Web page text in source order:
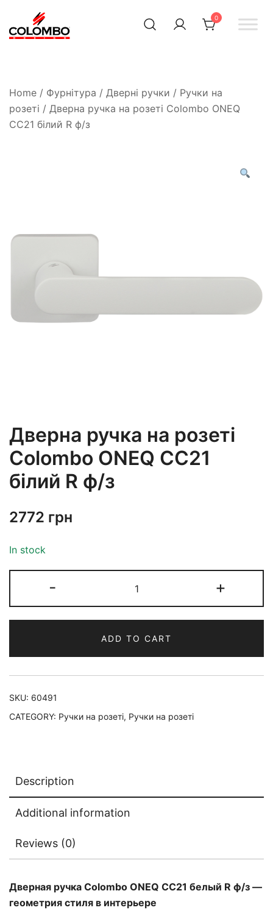
0
Home / Фурнітура / Дверні ручки / Ручки на
розеті / Дверна ручка на розеті Colombo ONEQ
CC21 білий R ф/з
Дверна ручка на розеті
Colombo ONEQ CC21
білий R ф/з
2772 грн
In stock
- +
ADD TO CART
SKU: 60491
CATEGORY: Ручки на розеті, Ручки на розеті
Description
Additional information
Reviews (0)
Дверная ручка Colombo ONEQ CC21 белый R ф/з —
геометрия стиля в интерьере